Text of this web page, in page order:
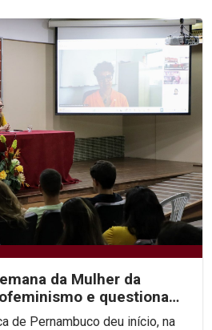
da Mulher da
e questiona
de Pernambuco deu início, na